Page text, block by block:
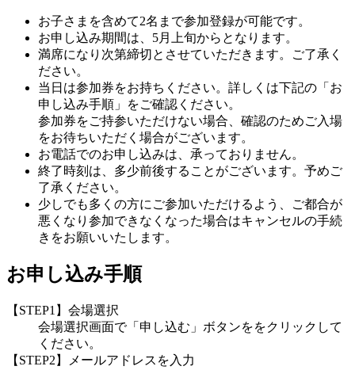
お子さまを含めて2名まで参加登録が可能です。
お申し込み期間は、5月上旬からとなります。
満席になり次第締切とさせていただきます。ご了承く
ださい。
当日は参加券をお持ちください。詳しくは下記の「お
申し込み手順」をご確認ください。
参加券をご持参いただけない場合、確認のためご入場
をお待ちいただく場合がございます。
お電話でのお申し込みは、承っておりません。
終了時刻は、多少前後することがございます。予めご
了承ください。
少しでも多くの方にご参加いただけるよう、ご都合が
悪くなり参加できなくなった場合はキャンセルの手続
きをお願いいたします。
お申し込み手順
【STEP1】会場選択
会場選択画面で「申し込む」ボタンををクリックして
ください。
【STEP2】メールアドレスを入力